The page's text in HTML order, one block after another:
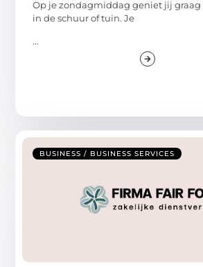
Op je zondagmiddag geniet jij graag
in de schuur of tuin. Je
...
BUSINESS / BUSINESS SERVICES